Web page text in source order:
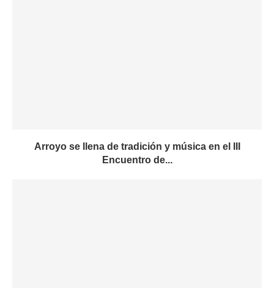
Arroyo se llena de tradición y música en el III
Encuentro de...